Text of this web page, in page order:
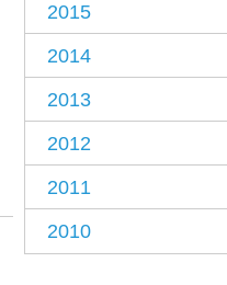
2015
2014
2013
2012
2011
2010